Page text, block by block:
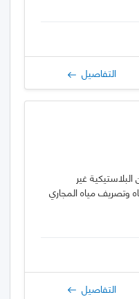
التفاصيل
غير
وتصريف مياه المجاري
التفاصيل